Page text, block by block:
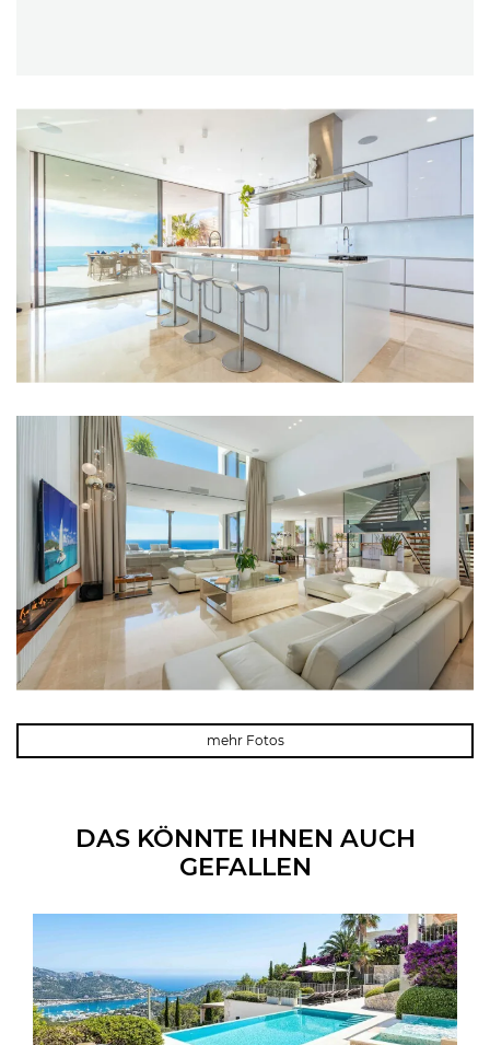
mehr Fotos
DAS KÖNNTE IHNEN AUCH
GEFALLEN